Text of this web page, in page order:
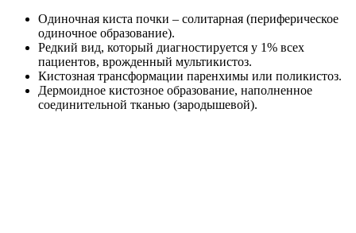
Одиночная киста почки – солитарная (периферическое
одиночное образование).
Редкий вид, который диагностируется у 1% всех
пациентов, врожденный мультикистоз.
Кистозная трансформации паренхимы или поликистоз.
Дермоидное кистозное образование, наполненное
соединительной тканью (зародышевой).